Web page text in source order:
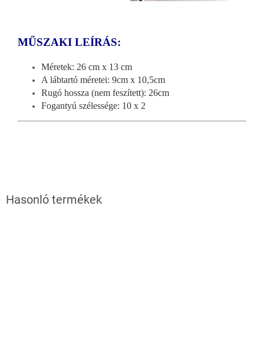
MŰSZAKI LEÍRÁS:
Méretek: 26 cm x 13 cm
A lábtartó méretei: 9cm x 10,5cm
Rugó hossza (nem feszített): 26cm
Fogantyú szélessége: 10 x 2